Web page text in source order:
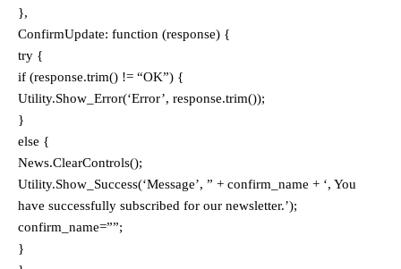
},
ConfirmUpdate: function (response) {
try {
if (response.trim() != “OK”) {
Utility.Show_Error(‘Error’, response.trim());
}
else {
News.ClearControls();
Utility.Show_Success(‘Message’, ” + confirm_name + ‘, You
have successfully subscribed for our newsletter.’);
confirm_name=””;
}